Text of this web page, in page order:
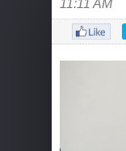
11:11 AM